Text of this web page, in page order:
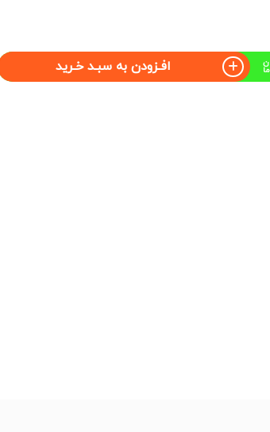
افـزودن به سبـد خـرید ن